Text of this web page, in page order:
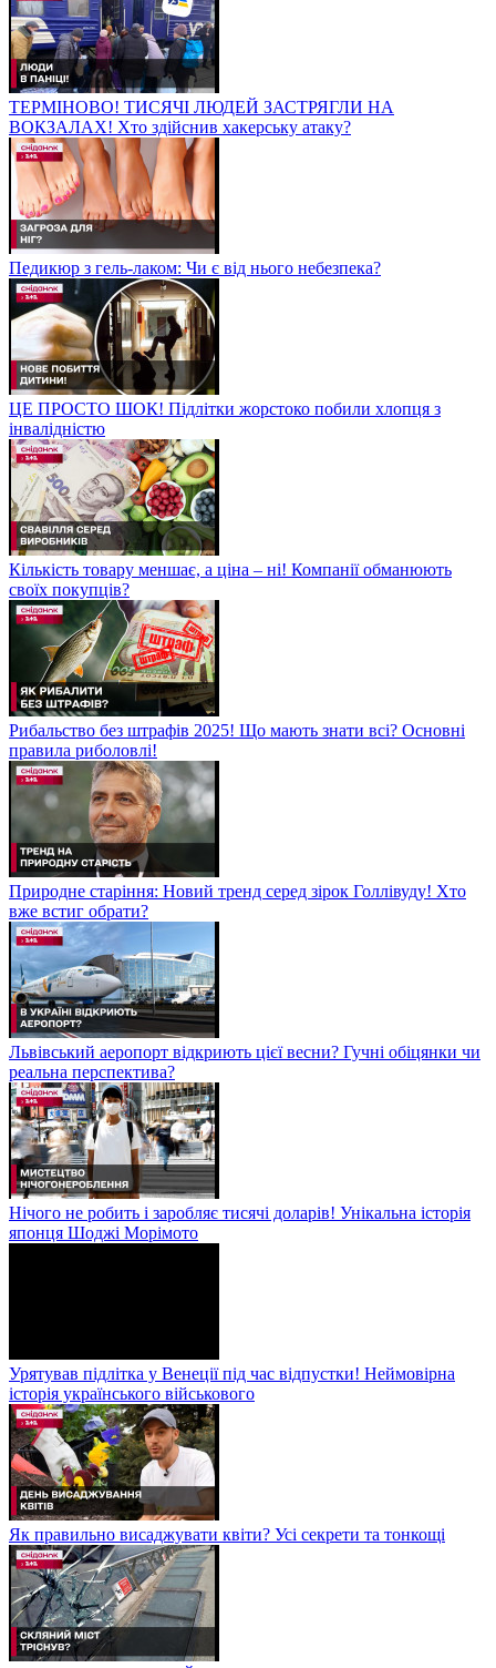
ТЕРМІНОВО! ТИСЯЧІ ЛЮДЕЙ ЗАСТРЯГЛИ НА
ВОКЗАЛАХ! Хто здійснив хакерську атаку?
Педикюр з гель-лаком: Чи є від нього небезпека?
ЦЕ ПРОСТО ШОК! Підлітки жорстоко побили хлопця з
інвалідністю
Кількість товару меншає, а ціна – ні! Компанії обманюють
своїх покупців?
Рибальство без штрафів 2025! Що мають знати всі? Основні
правила риболовлі!
Природне старіння: Новий тренд серед зірок Голлівуду! Хто
вже встиг обрати?
Львівський аеропорт відкриють цієї весни? Гучні обіцянки чи
реальна перспектива?
Нічого не робить і заробляє тисячі доларів! Унікальна історія
японця Шоджі Морімото
Урятував підлітка у Венеції під час відпустки! Неймовірна
історія українського військового
Як правильно висаджувати квіти? Усі секрети та тонкощі